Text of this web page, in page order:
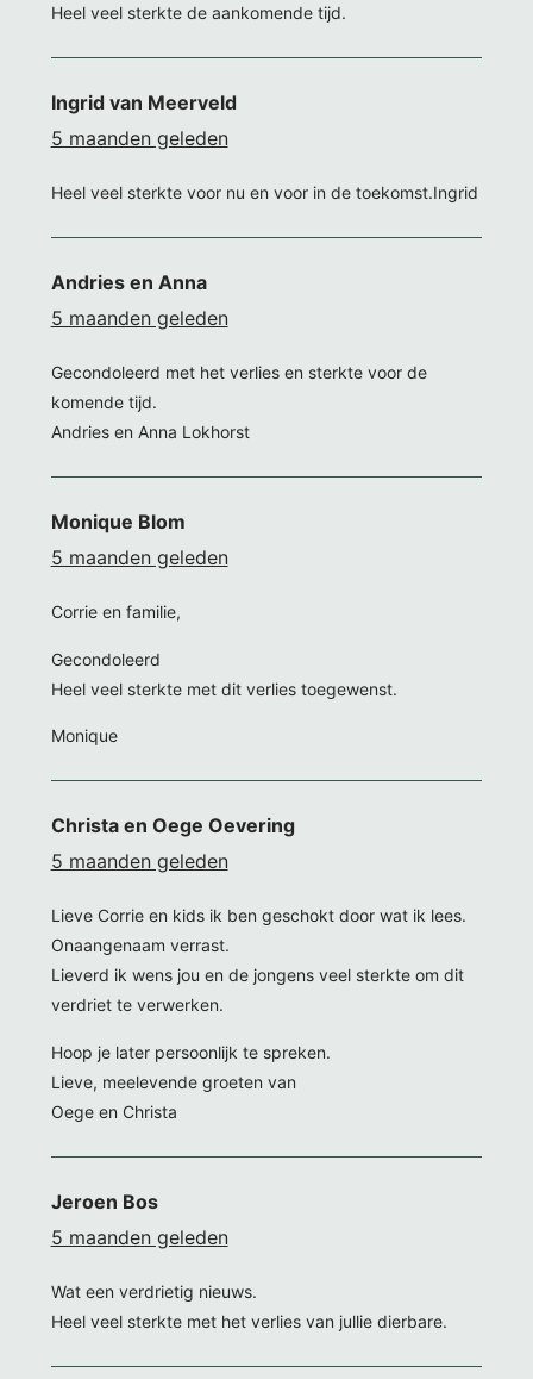
Heel veel sterkte de aankomende tijd.
Ingrid van Meerveld
5 maanden geleden
Heel veel sterkte voor nu en voor in de toekomst.Ingrid
Andries en Anna
5 maanden geleden
Gecondoleerd met het verlies en sterkte voor de
komende tijd.
Andries en Anna Lokhorst
Monique Blom
5 maanden geleden
Corrie en familie,
Gecondoleerd
Heel veel sterkte met dit verlies toegewenst.
Monique
Christa en Oege Oevering
5 maanden geleden
Lieve Corrie en kids ik ben geschokt door wat ik lees.
Onaangenaam verrast.
Lieverd ik wens jou en de jongens veel sterkte om dit
verdriet te verwerken.
Hoop je later persoonlijk te spreken.
Lieve, meelevende groeten van
Oege en Christa
Jeroen Bos
5 maanden geleden
Wat een verdrietig nieuws.
Heel veel sterkte met het verlies van jullie dierbare.